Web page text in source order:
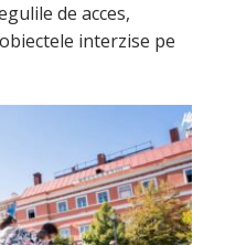
de acces,
interzise pe